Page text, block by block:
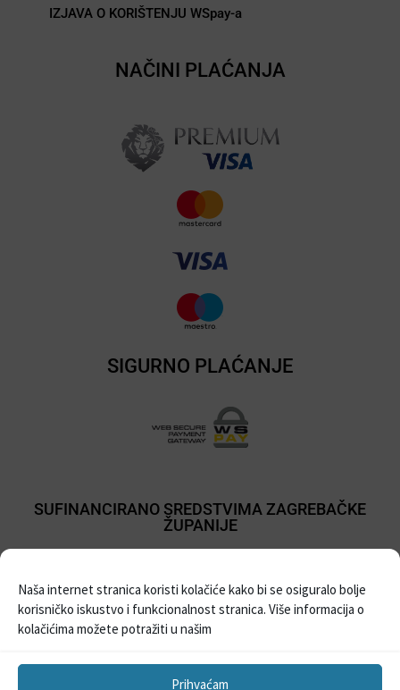
Naša internet stranica koristi kolačiće kako bi se osiguralo bolje
korisničko iskustvo i funkcionalnost stranica. Više informacija o
kolačićima možete potražiti u našim
Prihvaćam
IZJAVA O KORIŠTENJU WSpay-a
NAČINI PLAĆANJA
SIGURNO PLAĆANJE
SUFINANCIRANO SREDSTVIMA ZAGREBAČKE
ŽUPANIJE